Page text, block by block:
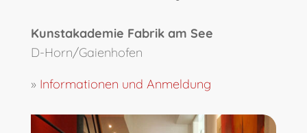
Kunstakademie Fabrik am See
D-Horn/Gaienhofen
» Informationen und Anmeldung